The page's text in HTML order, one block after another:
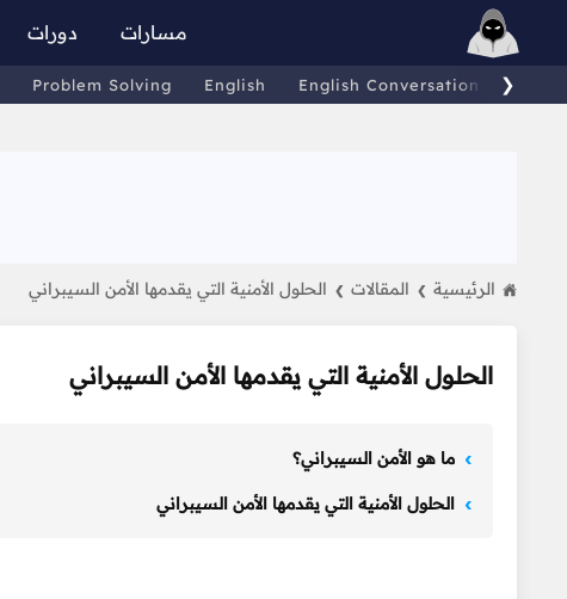
مسارات دورات
Problem Solving English English Conversations ❯
الرئيسية ❯ المقالات ❯ الحلول الأمنية التي يقدمها الأمن السيبراني
الحلول الأمنية التي يقدمها الأمن السيبراني
ما هو الأمن السيبراني؟
الحلول الأمنية التي يقدمها الأمن السيبراني